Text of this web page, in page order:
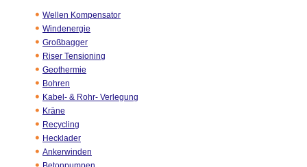
Wellen Kompensator
Windenergie
Großbagger
Riser Tensioning
Geothermie
Bohren
Kabel- & Rohr- Verlegung
Kräne
Recycling
Hecklader
Ankerwinden